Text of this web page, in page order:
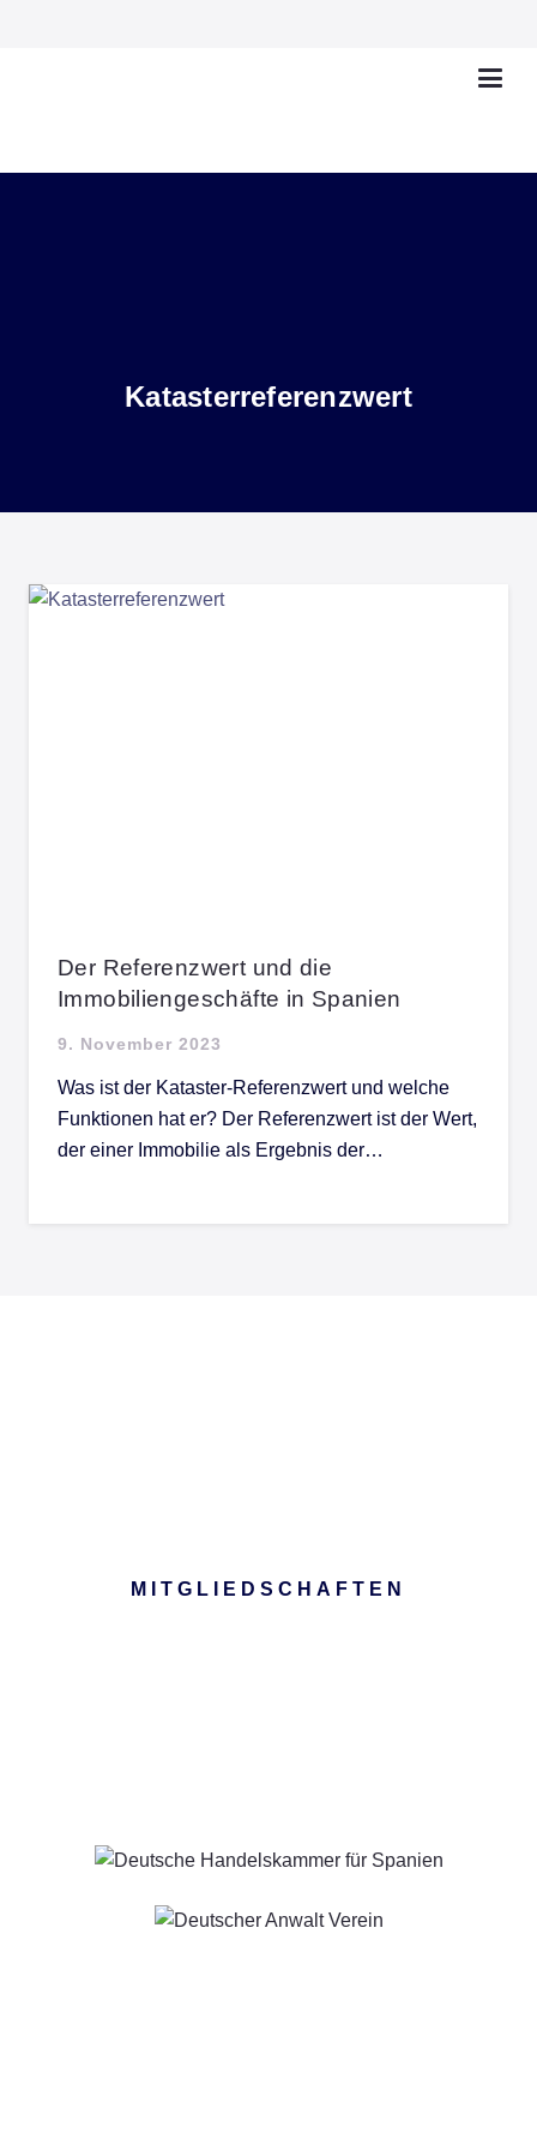
Katasterreferenzwert
Der Referenzwert und die
Immobiliengeschäfte in Spanien
9. November 2023
Was ist der Kataster-Referenzwert und welche
Funktionen hat er? Der Referenzwert ist der Wert,
der einer Immobilie als Ergebnis der…
MITGLIEDSCHAFTEN